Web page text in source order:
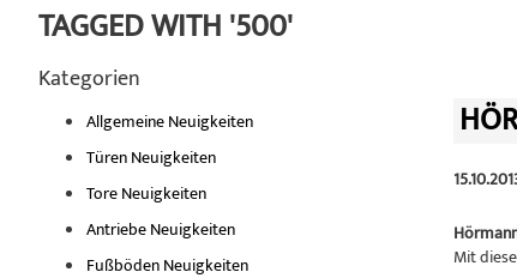
TAGGED WITH '500'
Mit
Kategorien
Allgemeine Neuigkeiten
Türen Neuigkeiten
Tore Neuigkeiten
Antriebe Neuigkeiten
Fußböden Neuigkeiten